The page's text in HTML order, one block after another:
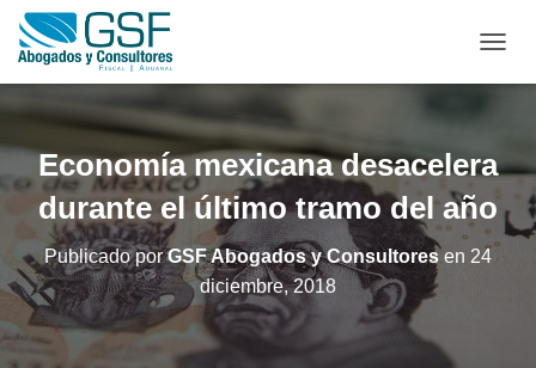
A
A
M
O
Economía mexicana desacelera
durante el último tramo del año
Publicado porGSF Abogados y Consultoresen 24
diciembre, 2018